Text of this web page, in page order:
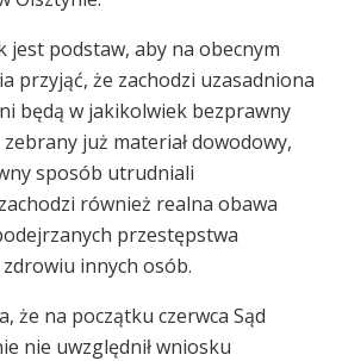
jest podstaw, aby na obecnym
przyjąć, że zachodzi uzasadniona
będą w jakikolwiek bezprawny
już materiał dowodowy,
sposób utrudniali
również realna obawa
przestępstwa
innych osób.
że na początku czerwca Sąd
nie uwzględnił wniosku